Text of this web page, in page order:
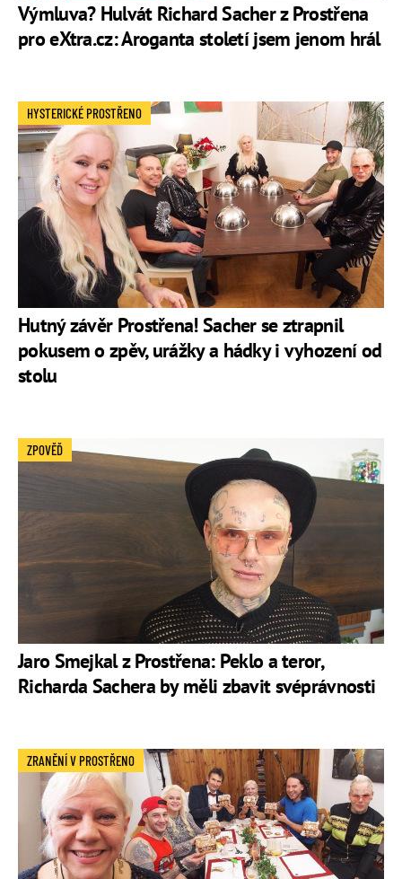
Výmluva? Hulvát Richard Sacher z Prostřena
pro eXtra.cz: Aroganta století jsem jenom hrál
Hutný závěr Prostřena! Sacher se ztrapnil
pokusem o zpěv, urážky a hádky i vyhození od
stolu
HYSTERICKÉ PROSTŘENO
Jaro Smejkal z Prostřena: Peklo a teror,
Richarda Sachera by měli zbavit svéprávnosti
ZPOVĚĎ
ZRANĚNÍ V PROSTŘENO